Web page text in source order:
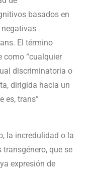
basados en
El término
como “cualquier
discriminatoria o
dirigida hacia un
es, trans”
la incredulidad o la
que se
expresión de